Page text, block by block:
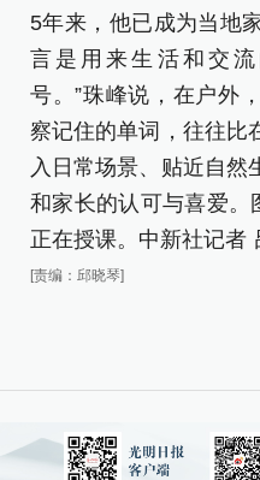
5年来，他已成为当地
言是用来生活和交
号。”珠峰说，在户外
察记住的单词，往往比
入日常场景、贴近自然
和家长的认可与喜爱。
正在授课。中新社记者
[责编：邱晓琴]